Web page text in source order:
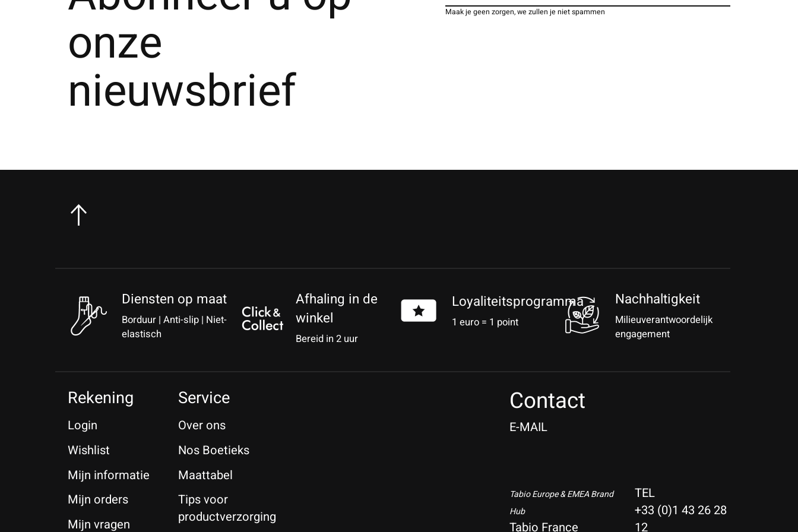
onze
nieuwsbrief
Maak je geen zorgen, we zullen je niet spammen
Diensten op maat
Borduur | Anti-slip | Niet-
elastisch
Afhaling in de
winkel
Bereid in 2 uur
Loyaliteitsprogramma
1 euro = 1 point
Nachhaltigkeit
Milieuverantwoordelijk
engagement
Rekening
Login
Wishlist
Mijn informatie
Mijn orders
Mijn vragen
Service
Over ons
Nos Boetieks
Maattabel
Tips voor
productverzorging
Contact
E-MAIL
Tabio Europe & EMEA Brand
Hub
Tabio France
TEL
+33 (0)1 43 26 28
12